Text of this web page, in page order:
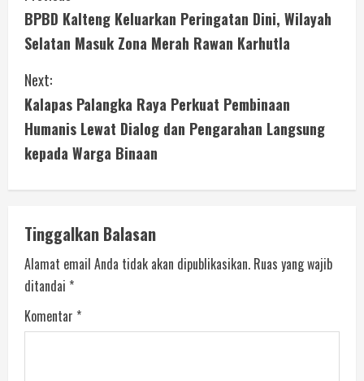
BPBD Kalteng Keluarkan Peringatan Dini, Wilayah
Selatan Masuk Zona Merah Rawan Karhutla
Next:
Kalapas Palangka Raya Perkuat Pembinaan
Humanis Lewat Dialog dan Pengarahan Langsung
kepada Warga Binaan
Tinggalkan Balasan
Alamat email Anda tidak akan dipublikasikan. Ruas yang wajib
ditandai *
Komentar *